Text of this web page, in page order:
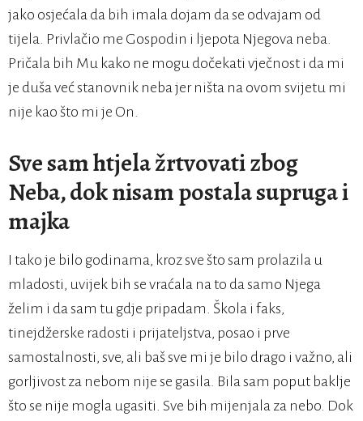
jako osjećala da bih imala dojam da se odvajam od
tijela. Privlačio me Gospodin i ljepota Njegova neba.
Pričala bih Mu kako ne mogu dočekati vječnost i da mi
je duša već stanovnik neba jer ništa na ovom svijetu mi
nije kao što mi je On.
Sve sam htjela žrtvovati zbog
Neba, dok nisam postala supruga i
majka
I tako je bilo godinama, kroz sve što sam prolazila u
mladosti, uvijek bih se vraćala na to da samo Njega
želim i da sam tu gdje pripadam. Škola i faks,
tinejdžerske radosti i prijateljstva, posao i prve
samostalnosti, sve, ali baš sve mi je bilo drago i važno, ali
gorljivost za nebom nije se gasila. Bila sam poput baklje
što se nije mogla ugasiti. Sve bih mijenjala za nebo. Dok